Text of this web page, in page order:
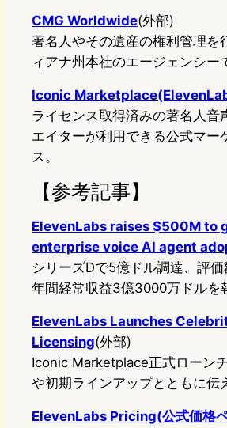
CMG Worldwide(外部)
著名人やその遺産の権利管理を
ィアナ州本社のエージェンシー
Iconic
ライセンス取得済みの著名人音
エイターが利用できる公式マー
ス。
【参考記事】
ElevenLabs raises $500M to
enterprise voice AI agent
シリーズDで5億ドル調達、評価
年間経常収益3億3000万ドルを
ElevenLabs Launches
Licensing(外部)
Iconic Marketplace正式ローン
や初期ラインアップとともに伝
ElevenLabs Pricing(公式価格